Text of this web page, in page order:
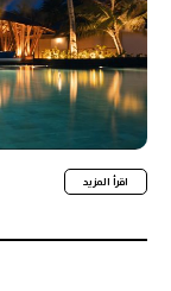
اقرأ المزيد